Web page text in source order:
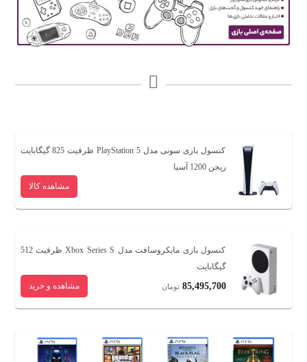
کنسول بازی سونی مدل PlayStation 5 ظرفیت 825 گیگابایت
ریجن 1200 آسیا
مشاهده کالا
کنسول بازی مایکروسافت مدل Xbox Series S ظرفیت 512
گیگابایت
85,495,700 تومان مشاهده و خرید